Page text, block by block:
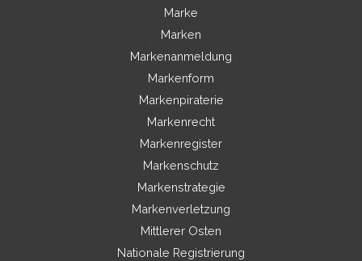
Marke
Marken
Markenanmeldung
Markenform
Markenpiraterie
Markenrecht
Markenregister
Markenschutz
Markenstrategie
Markenverletzung
Mittlerer Osten
Nationale Registrierung